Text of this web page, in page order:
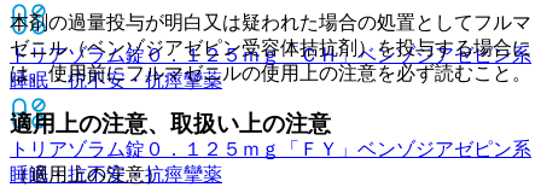
トリアゾラム錠０．１２５ｍｇ「ＣＨ」ベンゾジアゼピン系
睡眠・抗不安・抗痙攣薬
トリアゾラム錠０．１２５ｍｇ「ＦＹ」 ベンゾジアゼピン系
睡眠・抗不安・抗痙攣薬
本剤の過量投与が明白又は疑われた場合の処置としてフルマ
ゼニル（ベンゾジアゼピン受容体拮抗剤）を投与する場合に
は、使用前にフルマゼニルの使用上の注意を必ず読むこと。
適用上の注意、取扱い上の注意
（適用上の注意）